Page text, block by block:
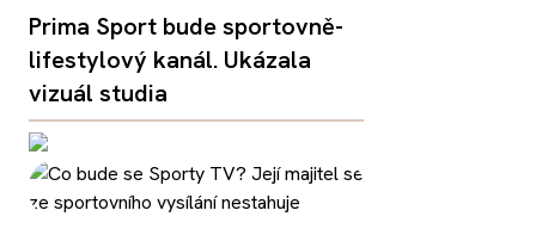
Prima Sport bude sportovně-
lifestylový kanál. Ukázala
vizuál studia